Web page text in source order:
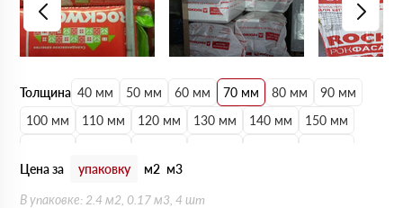
Толщина 40 мм 50 мм 60 мм 70 мм 80 мм
90 мм
100 мм
110 мм 120 мм 130 мм 140 мм
150 мм
220 мм
230 мм 240 мм
Цена за упаковку м2 м3
В упаковке: 2.4 м2, 0.17 м3, 4 шт